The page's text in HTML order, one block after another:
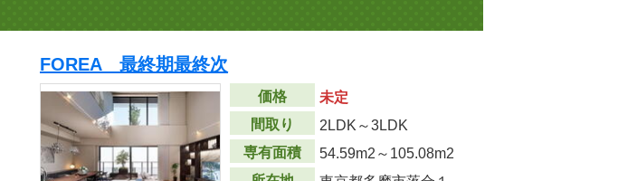
FOREA 最終期最終次
価格
未定
間取り
2LDK～3LDK
専有面積
54.59m2 ～105.08m2